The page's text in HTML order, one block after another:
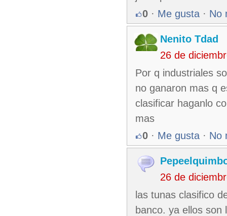
0 · Me gusta · No
Nenito Tdad
26 de
Por q industriales
no ganaron mas q
clasificar haganlo
mas
0 · Me gusta · No
26 de
las tunas clasifico
banco. ya ellos